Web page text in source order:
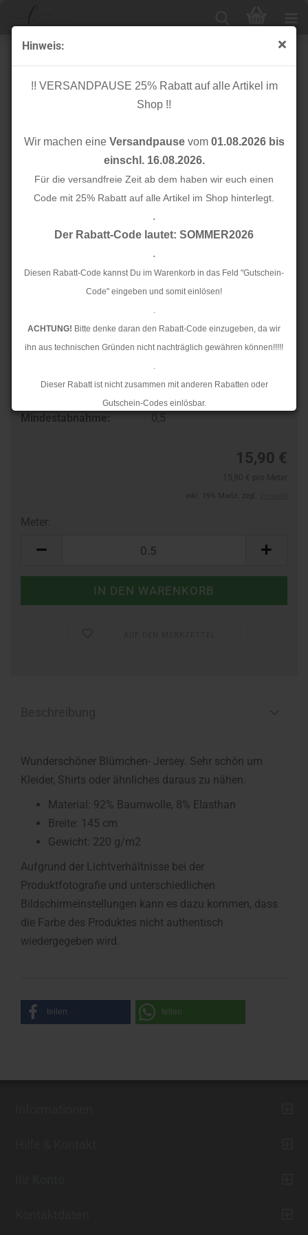
Hinweis:
!! VERSANDPAUSE 25% Rabatt auf alle Artikel im
Shop !!
Wir machen eine Versandpausevom 01.08.2026 bis
einschl. 16.08.2026.
Für die versandfreie Zeit ab dem haben wir euch einen
Code mit 25% Rabatt auf alle Artikel im Shop hinterlegt.
.
Der Rabatt-Code lautet: SOMMER2026
.
Diesen Rabatt-Code kannst Du im Warenkorb in das Feld "Gutschein-
Code" eingeben und somit einlösen!
.
ACHTUNG! Bitte denke daran den Rabatt-Code einzugeben, da wir
ihn aus technischen Gründen nicht nachträglich gewähren können!!!!!
.
Dieser Rabatt ist nicht zusammen mit anderen Rabatten oder
Gutschein-Codes einlösbar.
.
Rückstaus kann es jedoch zu längeren Lieferzeiten kommen.
Jersey - Lyra
Mindestabnahme:
0,5
15,90 €
Meter:
Wunderschöner Blümchen- Jersey. Sehr schön um
Kleider, Shirts oder ähnliches daraus zu nähen.
Material: 92% Baumwolle, 8% Elasthan
Breite: 145 cm
Gewicht: 220 g/m2
Aufgrund der Lichtverhältnisse bei der
Produktfotografie und unterschiedlichen
Bildschirmeinstellungen kann es dazu kommen, dass
die Farbe des Produktes nicht authentisch
wiedergegeben wird.
teilen teilen